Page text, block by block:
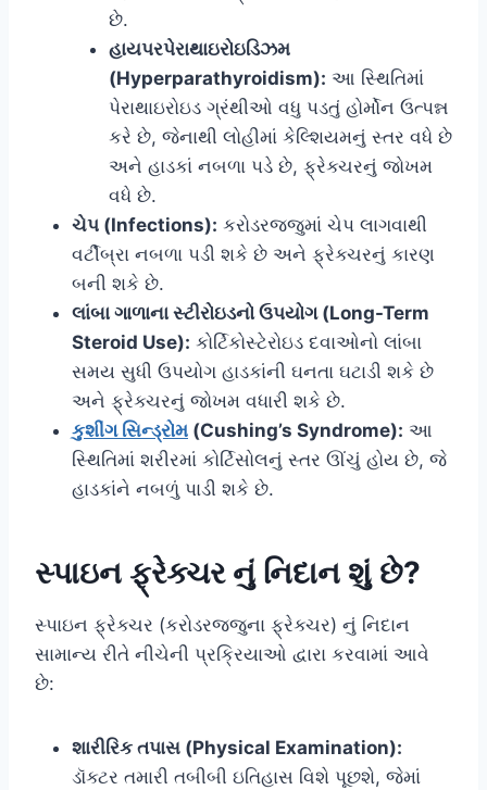
છે.
હાયપરપેરાથાઇરોઇડિઝમ
(Hyperparathyroidism): આ સ્થિતિમાં
પેરાથાઇરોઇડ ગ્રંથીઓ વધુ પડતું હોર્મોન ઉત્પન્ન
કરે છે, જેનાથી લોહીમાં કેલ્શિયમનું સ્તર વધે છે
અને હાડકાં નબળા પડે છે, ફ્રેક્ચરનું જોખમ
વધે છે.
ચેપ (Infections): કરોડરજ્જુમાં ચેપ લાગવાથી
વર્ટીબ્રા નબળા પડી શકે છે અને ફ્રેક્ચરનું કારણ
બની શકે છે.
લાંબા ગાળાના સ્ટીરોઇડનો ઉપયોગ (Long-Term
Steroid Use): કોર્ટિકોસ્ટેરોઇડ દવાઓનો લાંબા
સમય સુધી ઉપયોગ હાડકાંની ઘનતા ઘટાડી શકે છે
અને ફ્રેક્ચરનું જોખમ વધારી શકે છે.
કુશીંગ સિન્ડ્રોમ (Cushing’s Syndrome): આ
સ્થિતિમાં શરીરમાં કોર્ટિસોલનું સ્તર ઊંચું હોય છે, જે
હાડકાંને નબળું પાડી શકે છે.
સ્પાઇન ફ્રેક્ચર નું નિદાન શું છે?
સ્પાઇન ફ્રેક્ચર (કરોડરજ્જુના ફ્રેક્ચર) નું નિદાન
સામાન્ય રીતે નીચેની પ્રક્રિયાઓ દ્વારા કરવામાં આવે
છે:
શારીરિક તપાસ (Physical Examination):
ડૉક્ટર તમારી તબીબી ઇતિહાસ વિશે પૂછશે, જેમાં